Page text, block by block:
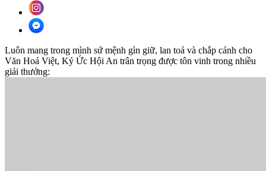
Luôn mang trong mình sứ mệnh gìn giữ, lan toả và chắp cánh cho
Văn Hoá Việt, Ký Ức Hội An trân trọng được tôn vinh trong nhiều
giải thưởng: